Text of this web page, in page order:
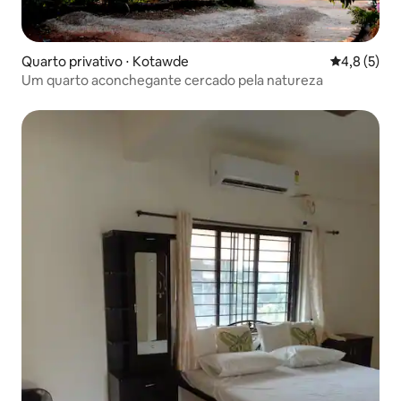
Quarto privativo ⋅ Kotawde 4,8 de
4,8 (5)
Um quarto aconchegante cercado pela natureza